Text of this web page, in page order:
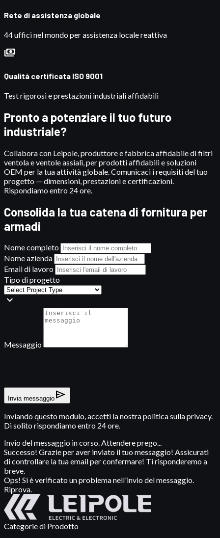
Rete di assistenza globale
44 uffici nel mondo per assistenza locale reattiva
payments
Qualità certificata ISO 9001
Test rigorosi e prestazioni industriali affidabili
Pronto a potenziare il tuo futuro
industriale?
Collabora con Leipole, produttore e fabbrica affidabile di filtri
ventola e ventole assiali, per prodotti affidabili e soluzioni
OEM per la tua attività globale. Comunicaci i requisiti del tuo
progetto — dimensioni, prestazioni e certificazioni.
Rispondiamo entro 24 ore.
Consolida la tua catena di fornitura per
armadi
Nome completo
Nome azienda
Email di lavoro
Tipo di progetto
expand_more
Messaggio
Invia messaggio send
Inviando questo modulo, accetti la nostra politica sulla privacy.
Di solito rispondiamo entro 24 ore.
Invio del messaggio in corso. Attendere prego...
Successo! Grazie per aver inviato il tuo messaggio! Assicurati
di controllare la tua email per confermare! Ti risponderemo a
breve.
Ops! Si è verificato un problema nell'invio del messaggio.
Riprova.
Categorie di Prodotto